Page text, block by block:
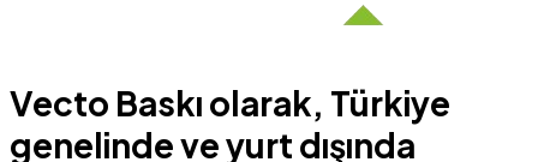
Vecto Baskı olarak, Türkiye
genelinde ve yurt dışında